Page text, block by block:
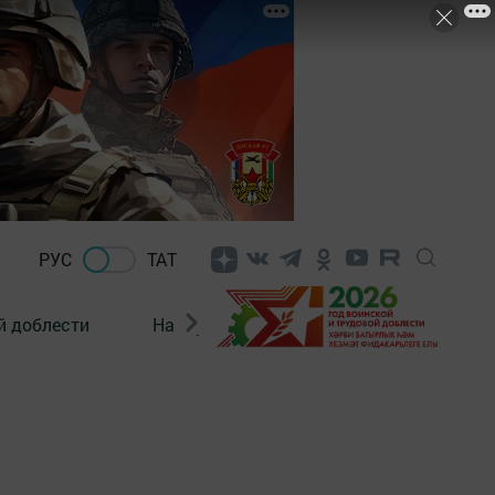
РУС ТАТ
доблести Нацпроекты Поколение будущего